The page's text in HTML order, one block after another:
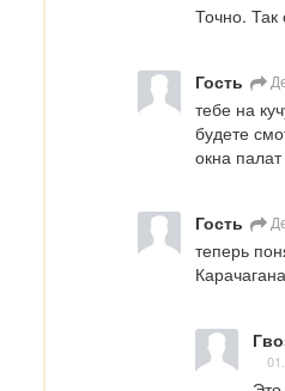
Точно.
Гость
тебе на
будете
окна палат
Гость
теперь